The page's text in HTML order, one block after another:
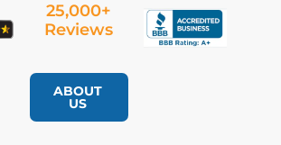
25,000+
Reviews
ABOUT
US